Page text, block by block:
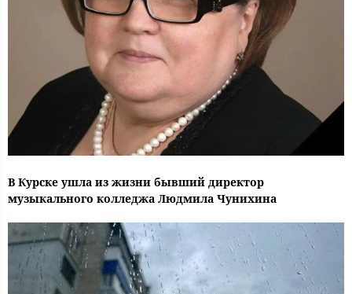
В Курске ушла из жизни бывший директор
музыкального колледжа Людмила Чунихина